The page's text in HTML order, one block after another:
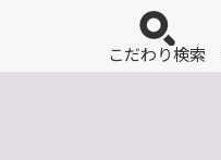
こだわり検索